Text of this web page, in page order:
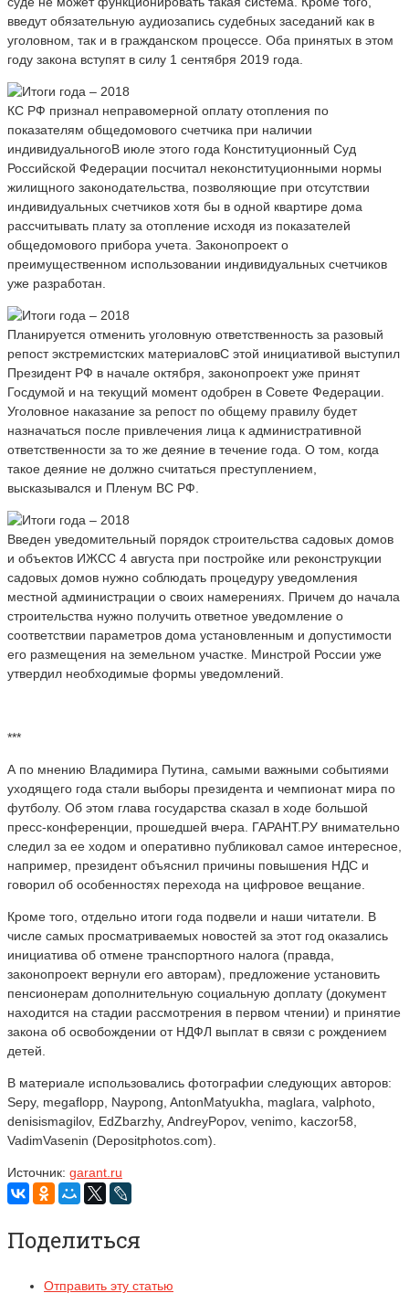
введут обязательную аудиозапись судебных заседаний как в
уголовном, так и в гражданском процессе. Оба принятых в этом
году закона вступят в силу 1 сентября 2019 года.
КC РФ признал неправомерной оплату отопления по
показателям общедомового счетчика при наличии
индивидуальногоВ июле этого года Конституционный Суд
Российской Федерации посчитал неконституционными нормы
жилищного законодательства, позволяющие при отсутствии
индивидуальных счетчиков хотя бы в одной квартире дома
рассчитывать плату за отопление исходя из показателей
общедомового прибора учета. Законопроект о
преимущественном использовании индивидуальных счетчиков
уже разработан.
Планируется отменить уголовную ответственность за разовый
репост экстремистских материаловС этой инициативой выступил
Президент РФ в начале октября, законопроект уже принят
Госдумой и на текущий момент одобрен в Совете Федерации.
Уголовное наказание за репост по общему правилу будет
назначаться после привлечения лица к административной
ответственности за то же деяние в течение года. О том, когда
такое деяние не должно считаться преступлением,
высказывался и Пленум ВС РФ.
Введен уведомительный порядок строительства садовых домов
и объектов ИЖСС 4 августа при постройке или реконструкции
садовых домов нужно соблюдать процедуру уведомления
местной администрации о своих намерениях. Причем до начала
строительства нужно получить ответное уведомление о
соответствии параметров дома установленным и допустимости
его размещения на земельном участке. Минстрой России уже
утвердил необходимые формы уведомлений.
***
А по мнению Владимира Путина, самыми важными событиями
уходящего года стали выборы президента и чемпионат мира по
футболу. Об этом глава государства сказал в ходе большой
пресс-конференции, прошедшей вчера. ГАРАНТ.РУ внимательно
следил за ее ходом и оперативно публиковал самое интересное,
например, президент объяснил причины повышения НДС и
говорил об особенностях перехода на цифровое вещание.
Кроме того, отдельно итоги года подвели и наши читатели. В
числе самых просматриваемых новостей за этот год оказались
инициатива об отмене транспортного налога (правда,
законопроект вернули его авторам), предложение установить
пенсионерам дополнительную социальную доплату (документ
находится на стадии рассмотрения в первом чтении) и принятие
закона об освобождении от НДФЛ выплат в связи с рождением
детей.
В материале использовались фотографии следующих авторов:
Sepy, megaflopp, Naypong, AntonMatyukha, maglara, valphoto,
denisismagilov, EdZbarzhy, AndreyPopov, venimo, kaczor58,
VadimVasenin (Depositphotos.com).
Источник: garant.ru
Поделиться
Отправить эту статью